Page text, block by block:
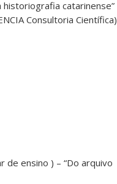
catarinense”
Consultoria Científica)
de ensino ) – “Do arquivo